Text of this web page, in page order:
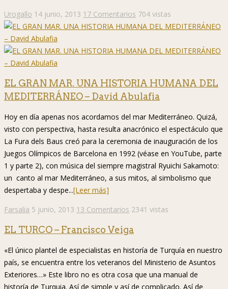
Urogallo 14 junio, 2013 17 Comentarios 704 vistas
EL GRAN MAR. UNA HISTORIA HUMANA DEL
MEDITERRÁNEO – David Abulafia
Hoy en día apenas nos acordamos del mar Mediterráneo. Quizá,
visto con perspectiva, hasta resulta anacrónico el espectáculo que
La Fura dels Baus creó para la ceremonia de inauguración de los
Juegos Olímpicos de Barcelona en 1992 (véase en YouTube, parte
1 y parte 2), con música del siempre magistral Ryuichi Sakamoto:
un canto al mar Mediterráneo, a sus mitos, al simbolismo que
despertaba y despe...[Leer más]
Farsalia 5 junio, 2013 13 Comentarios 2341 vistas
EL TURCO – Francisco Veiga
«El único plantel de especialistas en historía de Turquía en nuestro
país, se encuentra entre los veteranos del Ministerio de Asuntos
Exteriores…» Este libro no es otra cosa que una manual de
historía de Turquia. Así de simple y así de complicado. Así de